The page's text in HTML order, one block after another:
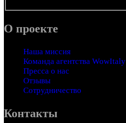
О проекте
Наша миссия
Команда агентства WowItaly
Пресса о нас
Отзывы
Сотрудничество
Контакты